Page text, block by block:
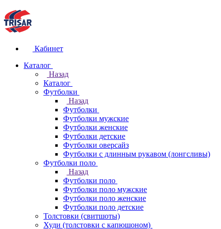
Кабинет
Каталог
Назад
Каталог
Футболки
Назад
Футболки
Футболки мужские
Футболки женские
Футболки детские
Футболки оверсайз
Футболки с длинным рукавом (лонгсливы)
Футболки поло
Назад
Футболки поло
Футболки поло мужские
Футболки поло женские
Футболки поло детские
Толстовки (свитшоты)
Худи (толстовки с капюшоном)